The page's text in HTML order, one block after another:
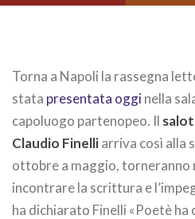
Torna a Napoli la rassegna
stata presentata ogginella
capoluogo partenopeo. Il
Claudio Finelliarriva così alla
ottobre a maggio, torneranno
incontrare la scrittura e
ha dichiarato Finelli «Poetè ha